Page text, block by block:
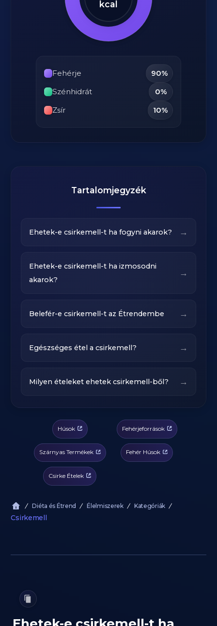
kcal
Fehérje
90%
Szénhidrát
0%
Zsír
10%
Tartalomjegyzék
Ehetek-e csirkemell-t ha fogyni akarok? →
Ehetek-e csirkemell-t ha izmosodni
akarok?
→
Belefér-e csirkemell-t az Étrendembe →
Egészséges étel a csirkemell? →
Milyen ételeket ehetek csirkemell-ből? →
Húsok Fehérjeforrások
Szárnyas Termékek Fehér Húsok
Csirke Ételek
Diéta és Étrend Élelmiszerek Kategóriák
Csirkemell